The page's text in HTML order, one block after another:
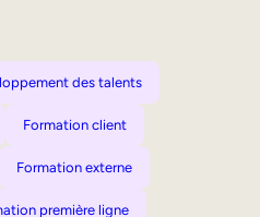
des talents
Formation client
Formation externe
première ligne